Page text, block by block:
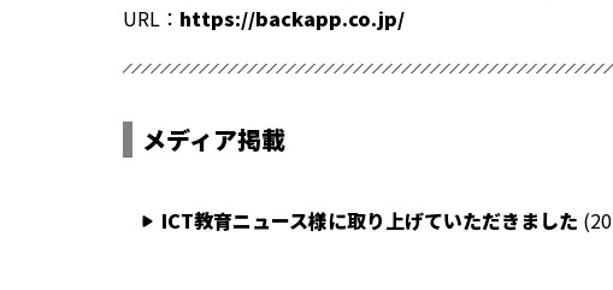
URL： https://backapp.co.jp/
メディア掲載
ICT教育ニュース様に取り上げていただきました